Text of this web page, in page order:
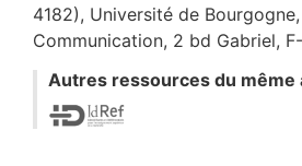
4182), Université de
Communication, 2 bd Gabriel,
Autres ressources du même